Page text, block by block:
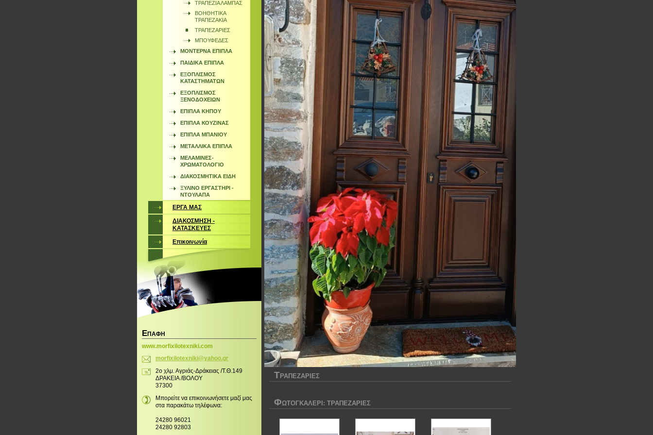
Τ ΡΑΠΕΖΑΡΙΕΣ
ΦΩΤΟΓΚΑΛΕΡΊ: ΤΡΑΠΕΖΑΡΙΕΣ
ΤΡΑΠΕΖΙΑ ΛΑΜΠΑΣ
ΒΟΗΘΗΤΙΚΑ
ΤΡΑΠΕΖΑΚΙΑ
ΤΡΑΠΕΖΑΡΙΕΣ
ΜΠΟΥΦΕΔΕΣ
ΜΟΝΤΕΡΝΑ ΕΠΙΠΛΑ
ΠΑΙΔΙΚΑ ΕΠΙΠΛΑ
ΕΞΟΠΛΙΣΜΟΣ
ΚΑΤΑΣΤΗΜΑΤΩΝ
ΕΞΟΠΛΙΣΜΟΣ
ΞΕΝΟΔΟΧΕΙΩΝ
ΕΠΙΠΛΑ ΚΗΠΟΥ
ΕΠΙΠΛΑ ΚΟΥΖΙΝΑΣ
ΕΠΙΠΛΑ ΜΠΑΝΙΟΥ
ΜΕΤΑΛΛΙΚΑ ΕΠΙΠΛΑ
ΜΕΛΑΜΙΝΕΣ-
ΧΡΩΜΑΤΟΛΟΓΙΟ
ΔΙΑΚΟΣΜΗΤΙΚΑ ΕΙΔΗ
ΞΥΛΙΝΟ ΕΡΓΑΣΤΗΡΙ -
ΝΤΟΥΛΑΠΑ
ΕΡΓΑ ΜΑΣ
ΔΙΑΚΟΣΜΗΣΗ -
ΚΑΤΑΣΚΕΥΕΣ
Επικοινωνία
ΕΠΑΦΉ
www.morfixilotexniki.com
morfixil otexniki@yahoo.gr
2ο χλμ. Αγριάς-Δράκειας /Τ.Θ.149
ΔΡΑΚΕΙΑ /ΒΟΛΟΥ
37300
Μπορείτε να επικοινωνήσετε μαζί μας
στα παρακάτω τηλέφωνα:
24280 96021
24280 92803